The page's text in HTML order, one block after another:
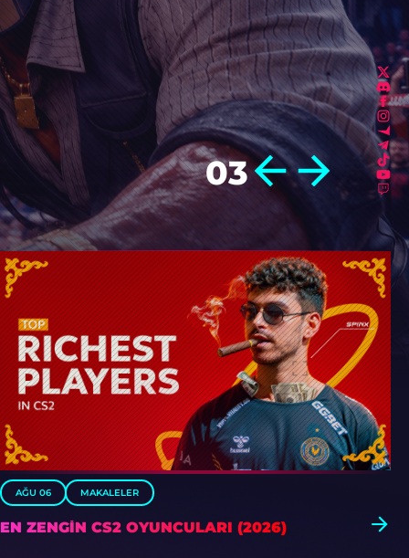
04
AĞU 06 MAKALELER
EN ZENGIN CS2 OYUNCULARI (2026)